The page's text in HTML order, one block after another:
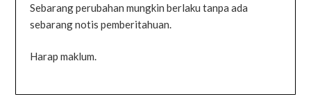
Sebarang perubahan mungkin berlaku tanpa ada
sebarang notis pemberitahuan.
Harap maklum.